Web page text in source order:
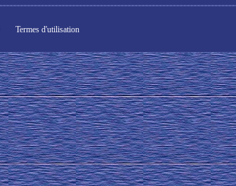
Termes d'utilisation